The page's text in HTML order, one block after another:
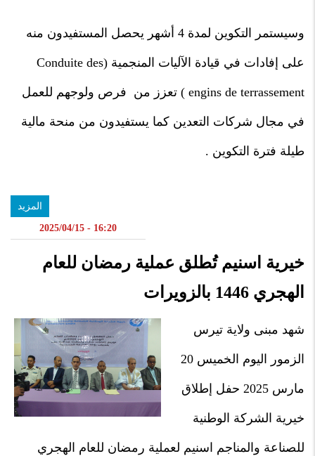
وسيستمر التكوين لمدة 4 أشهر يحصل المستفيدون منه
على إفادات في قيادة الآليات المنجمية (Conduite des
engins de terrassement ) تعزز من فرص ولوجهم للعمل
في مجال شركات التعدين كما يستفيدون من منحة مالية
طيلة فترة التكوين .
المزيد
16:20 - 2025/04/15
خيرية اسنيم تُطلق عملية رمضان للعام
الهجري 1446 بالزويرات
شهد مبنى ولاية تيرس
الزمور اليوم الخميس 20
مارس 2025 حفل إطلاق
خيرية الشركة الوطنية
للصناعة والمناجم اسنيم لعملية رمضان للعام الهجري